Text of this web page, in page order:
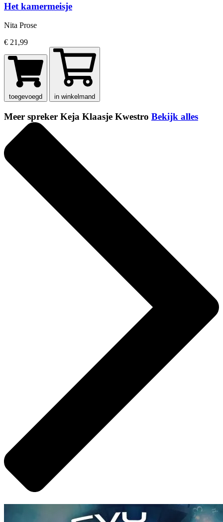
Het kamermeisje
Nita Prose
€ 21,99
toegevoegd in winkelmand
Meer spreker Keja Klaasje Kwestro Bekijk alles